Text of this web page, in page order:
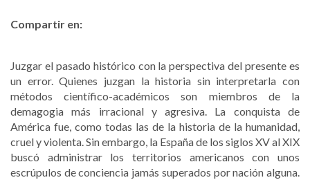
Compartir en:
Juzgar el pasado histórico con la perspectiva del presente es
un error. Quienes juzgan la historia sin interpretarla con
métodos científico-académicos son miembros de la
demagogia más irracional y agresiva. La conquista de
América fue, como todas las de la historia de la humanidad,
cruel y violenta. Sin embargo, la España de los siglos XV al XIX
buscó administrar los territorios americanos con unos
escrúpulos de conciencia jamás superados por nación alguna.